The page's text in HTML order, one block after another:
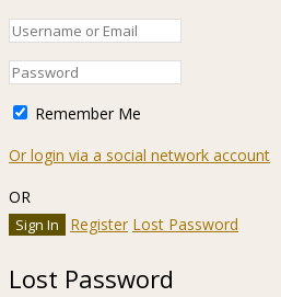
Remember Me
Or login via a social network account
OR
Register Lost Password
Lost Password